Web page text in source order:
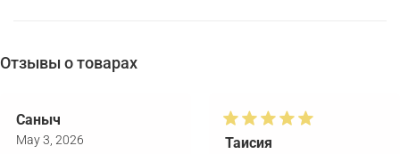
Отзывы о товарах
Саныч
May 3, 2026 Таисия